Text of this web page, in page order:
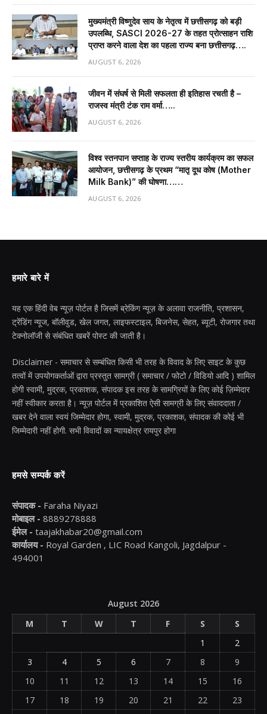
मुख्यमंत्री विष्णुदेव साय के नेतृत्व में छत्तीसगढ़ को बड़ी
उपलब्धि, SASCI 2026-27 के तहत प्रोत्साहन राशि
प्राप्त करने वाला देश का पहला राज्य बना छत्तीसगढ़….
AUGUST 6, 2026
जीवन में संघर्ष से मिली सफलता ही इतिहास रचती है –
राजस्व मंत्री टंक राम वर्मा…..
AUGUST 6, 2026
विश्व स्तनपान सप्ताह के राज्य स्तरीय कार्यक्रम का सफल
आयोजन, छत्तीसगढ़ के प्रथम “मातृ दूध कोष (Mother
Milk Bank)” की घोषणा……
AUGUST 6, 2026
हमारे बारे में
यह एक हिंदी वेब न्यूज़ पोर्टल है जिसमें ब्रेकिंग न्यूज़ के अलावा राजनीति, प्रशासन,
ट्रेंडिंग न्यूज, बॉलीवुड, खेल जगत, लाइफस्टाइल, बिजनेस, सेहत, ब्यूटी, रोजगार तथा
टेक्नोलॉजी से संबंधित खबरें पोस्ट की जाती है।
Disclaimer - समाचार से सम्बंधित किसी भी तरह के विवाद के लिए साइट के कुछ
तत्वों में उपयोगकर्ताओं द्वारा प्रस्तुत सामग्री ( समाचार / फोटो / विडियो आदि ) शामिल
होगी स्वामी, मुद्रक, प्रकाशक, संपादक इस तरह के सामग्रियों के लिए कोई ज़िम्मेदार
नहीं स्वीकार करता है। न्यूज़ पोर्टल में प्रकाशित ऐसी सामग्री के लिए संवाददाता /
खबर देने वाला स्वयं जिम्मेदार होगा, स्वामी, मुद्रक, प्रकाशक, संपादक की कोई भी
जिम्मेदारी नहीं होगी. सभी विवादों का न्यायक्षेत्र रायपुर होगा
हमसे सम्पर्क करें
संपादक - Faraha Niyazi
मोबाइल - 8889278888
ईमेल - taajakhabar20@gmail.com
कार्यालय - Royal Garden , LIC Road Kangoli, Jagdalpur -
494001
August 2026
M
T W T F S
S
1
2
3
4 5 6 7 8
9
10
11 12 13 14 15
16
17
18 19 20 21 22
23